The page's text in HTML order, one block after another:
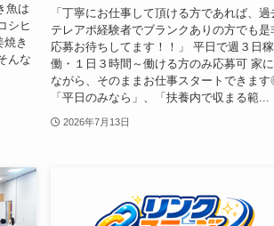
魚は
シヒ
き
んな
「丁寧にお仕事して頂ける方であれば、過
テレアポ経験者でブランクありの方でも是
応募お待ちしてます！！」 平日で週３日稼
働・１日３時間～働ける方のみ応募可 家
ながら、そのままお仕事スタートできま
「平日のみなら」、「扶養内で収まる範...
2026年7月13日